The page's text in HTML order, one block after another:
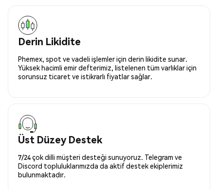
Derin Likidite
Phemex, spot ve vadeli işlemler için derin likidite sunar.
Yüksek hacimli emir defterimiz, listelenen tüm varlıklar için
sorunsuz ticaret ve istikrarlı fiyatlar sağlar.
Üst Düzey Destek
7/24 çok dilli müşteri desteği sunuyoruz. Telegram ve
Discord topluluklarımızda da aktif destek ekiplerimiz
bulunmaktadır.